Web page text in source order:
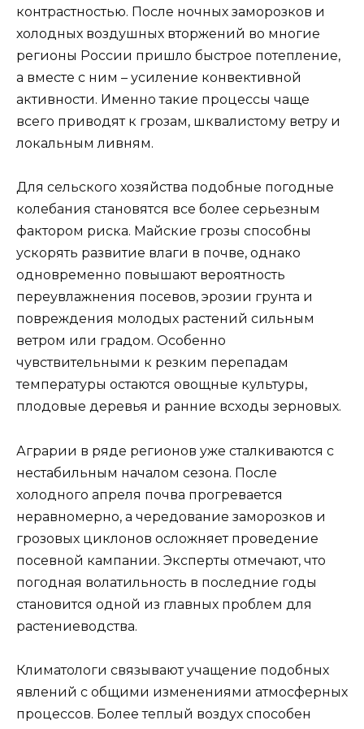
контрастностью. После ночных заморозков и
холодных воздушных вторжений во многие
регионы России пришло быстрое потепление,
а вместе с ним – усиление конвективной
активности. Именно такие процессы чаще
всего приводят к грозам, шквалистому ветру и
локальным ливням.
Для сельского хозяйства подобные погодные
колебания становятся все более серьезным
фактором риска. Майские грозы способны
ускорять развитие влаги в почве, однако
одновременно повышают вероятность
переувлажнения посевов, эрозии грунта и
повреждения молодых растений сильным
ветром или градом. Особенно
чувствительными к резким перепадам
температуры остаются овощные культуры,
плодовые деревья и ранние всходы зерновых.
Аграрии в ряде регионов уже сталкиваются с
нестабильным началом сезона. После
холодного апреля почва прогревается
неравномерно, а чередование заморозков и
грозовых циклонов осложняет проведение
посевной кампании. Эксперты отмечают, что
погодная волатильность в последние годы
становится одной из главных проблем для
растениеводства.
Климатологи связывают учащение подобных
явлений с общими изменениями атмосферных
процессов. Более теплый воздух способен